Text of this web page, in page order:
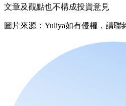
文章及觀點也不構成投資意見
圖片來源：Yuliya如有侵權，請聯